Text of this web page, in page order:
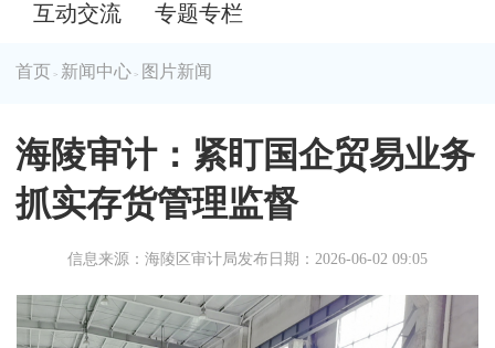
互动交流 专题专栏
首页 > 新闻中心 > 图片新闻
海陵审计：紧盯国企贸易业务
抓实存货管理监督
信息来源：海陵区审计局发布日期：2026-06-02 09:05